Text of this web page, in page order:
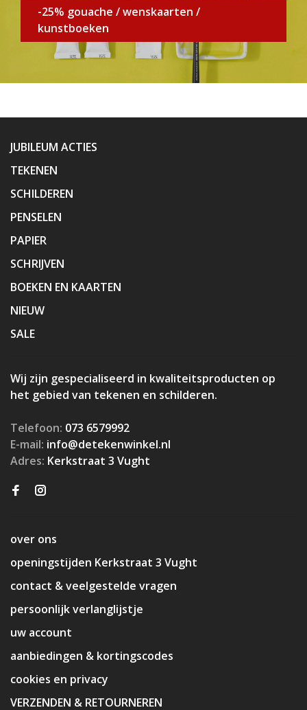
-25% gouache / wenskaarten /
kunstboeken
JUBILEUM ACTIES
TEKENEN
SCHILDEREN
PENSELEN
PAPIER
SCHRIJVEN
BOEKEN EN KAARTEN
NIEUW
SALE
Wij zijn gespecialiseerd in kwaliteitsproducten op
het gebied van tekenen en schilderen.
Telefoon: 073 6579992
E-mail: info@detekenwinkel.nl
Adres: Kerkstraat 3 Vught
over ons
openingstijden Kerkstraat 3 Vught
contact & veelgestelde vragen
persoonlijk verlanglijstje
uw account
aanbiedingen & kortingscodes
cookies en privacy
VERZENDEN & RETOURNEREN